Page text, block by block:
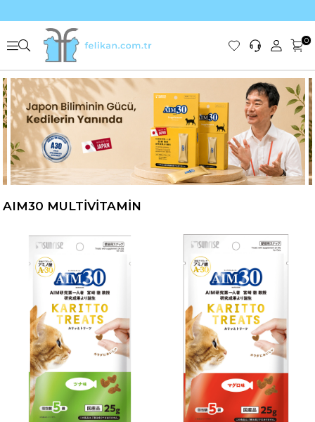
0
AIM30 MULTİVİTAMİN